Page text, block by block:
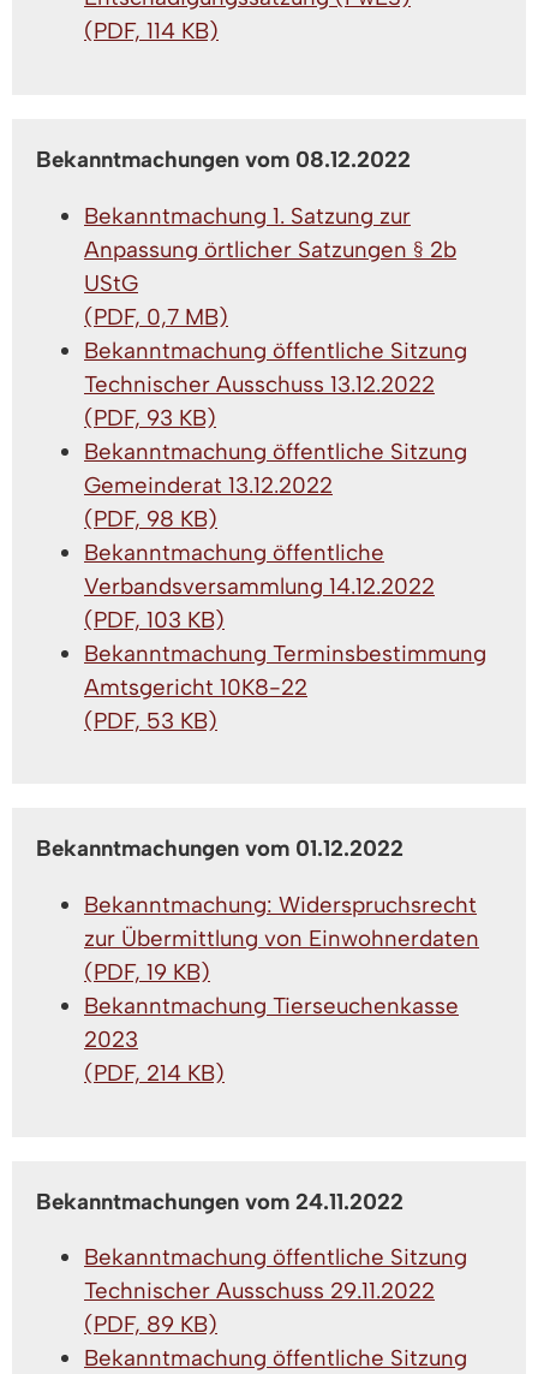
(PDF, 114 KB)
Bekanntmachungen vom 08.12.2022
Bekanntmachung 1. Satzung zur
Anpassung örtlicher Satzungen § 2b
UStG
(PDF, 0,7 MB)
Bekanntmachung öffentliche Sitzung
Technischer Ausschuss 13.12.2022
(PDF, 93 KB)
Bekanntmachung öffentliche Sitzung
Gemeinderat 13.12.2022
(PDF, 98 KB)
Bekanntmachung öffentliche
Verbandsversammlung 14.12.2022
(PDF, 103 KB)
Bekanntmachung Terminsbestimmung
Amtsgericht 10K8-22
(PDF, 53 KB)
Bekanntmachungen vom 01.12.2022
Bekanntmachung: Widerspruchsrecht
zur Übermittlung von Einwohnerdaten
(PDF, 19 KB)
Bekanntmachung Tierseuchenkasse
2023
(PDF, 214 KB)
Bekanntmachungen vom 24.11.2022
Bekanntmachung öffentliche Sitzung
Technischer Ausschuss 29.11.2022
(PDF, 89 KB)
Bekanntmachung öffentliche Sitzung